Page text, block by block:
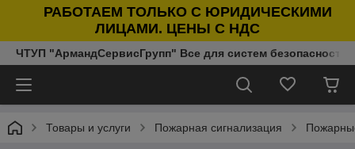
РАБОТАЕМ ТОЛЬКО С ЮРИДИЧЕСКИМИ
ЛИЦАМИ. ЦЕНЫ С НДС
ЧТУП "АрмандСервисГрупп" Все для систем безопасности
Товары и услуги Пожарная сигнализация